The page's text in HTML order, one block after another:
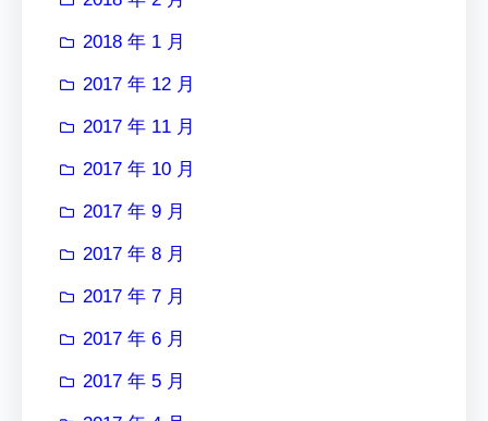
2018 年 1 月
2017 年 12 月
2017 年 11 月
2017 年 10 月
2017 年 9 月
2017 年 8 月
2017 年 7 月
2017 年 6 月
2017 年 5 月